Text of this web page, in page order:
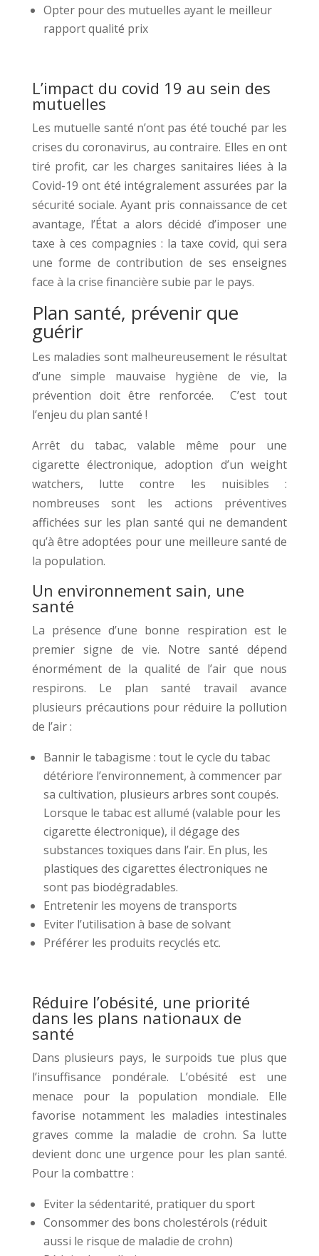
Opter pour des mutuelles ayant le meilleur
rapport qualité prix
L’impact du covid 19 au sein des
mutuelles
Les mutuelle santé n’ont pas été touché par les
crises du coronavirus, au contraire. Elles en ont
tiré profit, car les charges sanitaires liées à la
Covid-19 ont été intégralement assurées par la
sécurité sociale. Ayant pris connaissance de cet
avantage, l’État a alors décidé d’imposer une
taxe à ces compagnies : la taxe covid, qui sera
une forme de contribution de ses enseignes
face à la crise financière subie par le pays.
Plan santé, prévenir que
guérir
Les maladies sont malheureusement le résultat
d’une simple mauvaise hygiène de vie, la
prévention doit être renforcée. C’est tout
l’enjeu du plan santé !
Arrêt du tabac, valable même pour une
cigarette électronique, adoption d’un weight
watchers, lutte contre les nuisibles :
nombreuses sont les actions préventives
affichées sur les plan santé qui ne demandent
qu’à être adoptées pour une meilleure santé de
la population.
Un environnement sain, une
santé
La présence d’une bonne respiration est le
premier signe de vie. Notre santé dépend
énormément de la qualité de l’air que nous
respirons. Le plan santé travail avance
plusieurs précautions pour réduire la pollution
de l’air :
Bannir le tabagisme : tout le cycle du tabac
détériore l’environnement, à commencer par
sa cultivation, plusieurs arbres sont coupés.
Lorsque le tabac est allumé (valable pour les
cigarette électronique), il dégage des
substances toxiques dans l’air. En plus, les
plastiques des cigarettes électroniques ne
sont pas biodégradables.
Entretenir les moyens de transports
Eviter l’utilisation à base de solvant
Préférer les produits recyclés etc.
Réduire l’obésité, une priorité
dans les plans nationaux de
santé
Dans plusieurs pays, le surpoids tue plus que
l’insuffisance pondérale. L’obésité est une
menace pour la population mondiale. Elle
favorise notamment les maladies intestinales
graves comme la maladie de crohn. Sa lutte
devient donc une urgence pour les plan santé.
Pour la combattre :
Eviter la sédentarité, pratiquer du sport
Consommer des bons cholestérols (réduit
aussi le risque de maladie de crohn)